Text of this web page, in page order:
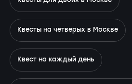
Квесты на четверых в Москве
Квест на каждый день